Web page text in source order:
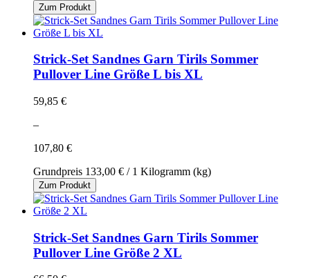
Zum Produkt
Strick-Set Sandnes Garn Tirils Sommer
Pullover Line Größe L bis XL
59,85 €
–
107,80 €
Grundpreis 133,00 € / 1 Kilogramm (kg)
Zum Produkt
Strick-Set Sandnes Garn Tirils Sommer
Pullover Line Größe 2 XL